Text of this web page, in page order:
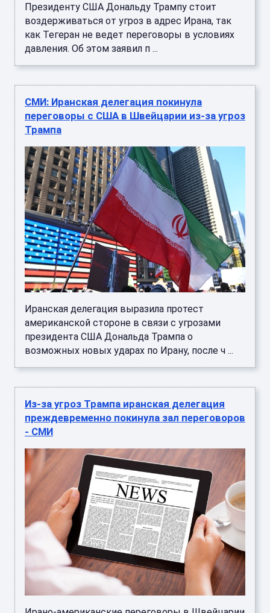
Президенту США Дональду Трампу стоит
воздерживаться от угроз в адрес Ирана, так
как Тегеран не ведет переговоры в условиях
давления. Об этом заявил п ...
СМИ: Иранская делегация покинула
переговоры с США в Швейцарии из-за угроз
Трампа
Иранская делегация выразила протест
американской стороне в связи с угрозами
президента США Дональда Трампа о
возможных новых ударах по Ирану, после ч ...
Из-за угроз Трампа иранская делегация
преждевременно покинула зал переговоров
- СМИ